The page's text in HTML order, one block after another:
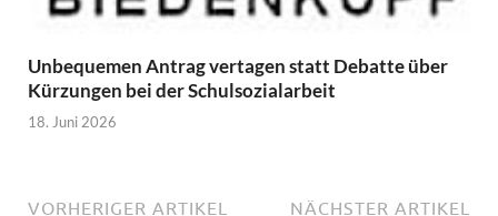
Unbequemen Antrag vertagen statt Debatte über
Kürzungen bei der Schulsozialarbeit
18. Juni 2026
VORHERIGER ARTIKEL NÄCHSTER ARTIKEL